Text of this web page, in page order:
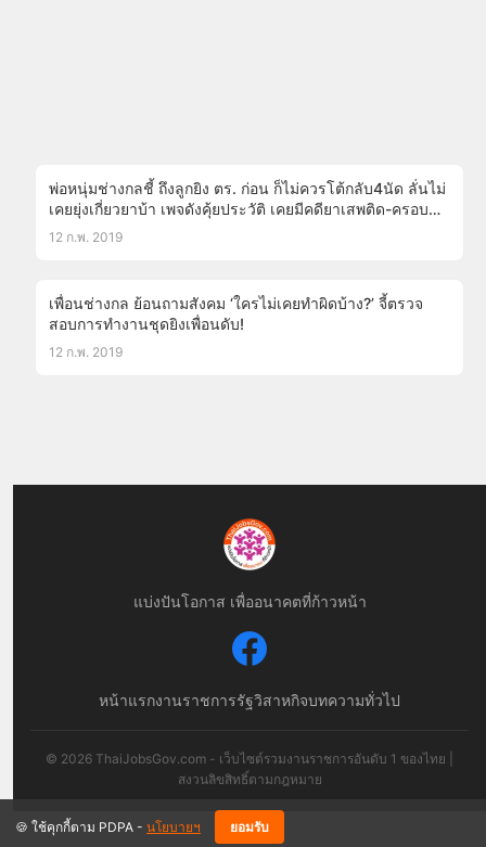
พ่อหนุ่มช่างกลชี้ ถึงลูกยิง ตร. ก่อน ก็ไม่ควรโต้กลับ4นัด ลั่นไม่
เคยยุ่งเกี่ยวยาบ้า เพจดังคุ้ยประวัติ เคยมีคดียาเสพติด-ครอบ
ครองปืน!!
12 ก.พ. 2019
เพื่อนช่างกล ย้อนถามสังคม ‘ใครไม่เคยทำผิดบ้าง?’ จี้ตรวจ
สอบการทำงานชุดยิงเพื่อนดับ!
12 ก.พ. 2019
แบ่งปันโอกาส เพื่ออนาคตที่ก้าวหน้า
หน้าแรกงานราชการรัฐวิสาหกิจบทความทั่วไป
© 2026 ThaiJobsGov.com - เว็บไซต์รวมงานราชการอันดับ 1 ของไทย |
สงวนลิขสิทธิ์ตามกฎหมาย
🍪 ใช้คุกกี้ตาม PDPA - นโยบายฯ ยอมรับ